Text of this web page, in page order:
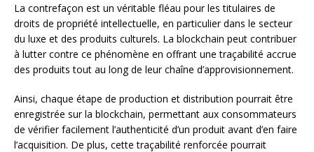
La contrefaçon est un véritable fléau pour les titulaires de
droits de propriété intellectuelle, en particulier dans le secteur
du luxe et des produits culturels. La blockchain peut contribuer
à lutter contre ce phénomène en offrant une traçabilité accrue
des produits tout au long de leur chaîne d’approvisionnement.
Ainsi, chaque étape de production et distribution pourrait être
enregistrée sur la blockchain, permettant aux consommateurs
de vérifier facilement l’authenticité d’un produit avant d’en faire
l’acquisition. De plus, cette traçabilité renforcée pourrait